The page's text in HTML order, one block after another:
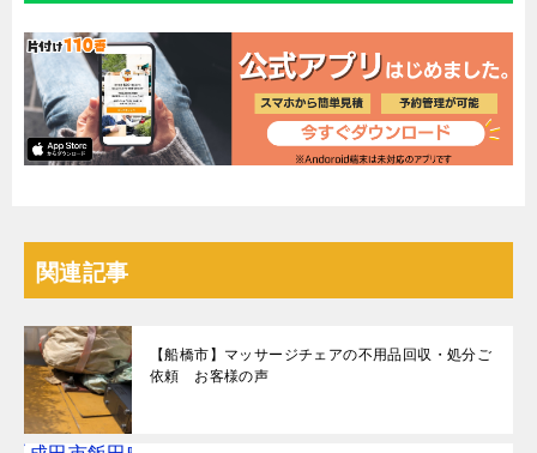
関連記事
【船橋市】マッサージチェアの不用品回収・処分ご
依頼 お客様の声